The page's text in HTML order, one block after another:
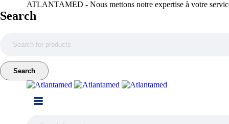
ATLANTAMED - Nous mettons notre expertise à votre
Search